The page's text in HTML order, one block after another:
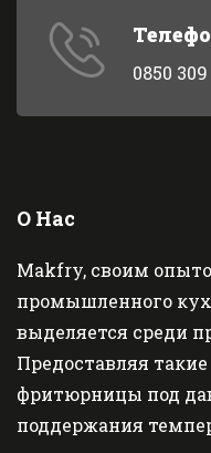
0850 309
О Нас
Makfry, своим
промышленного
выделяется среди
Предоставляя
фритюрницы под
поддержания